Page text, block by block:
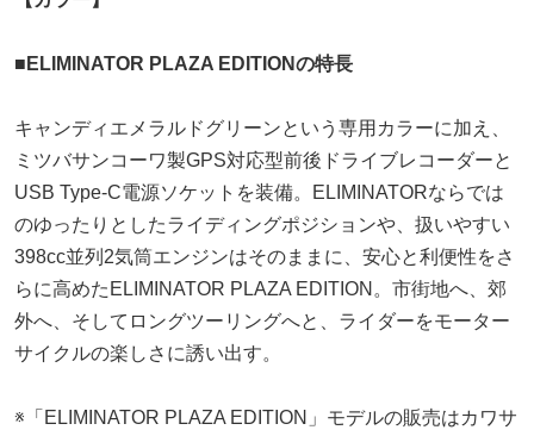
■ELIMINATOR PLAZA EDITIONの特長
キャンディエメラルドグリーンという専用カラーに加え、
ミツバサンコーワ製GPS対応型前後ドライブレコーダーと
USB Type-C電源ソケットを装備。ELIMINATORならでは
のゆったりとしたライディングポジションや、扱いやすい
398cc並列2気筒エンジンはそのままに、安心と利便性をさ
らに高めたELIMINATOR PLAZA EDITION。市街地へ、郊
外へ、そしてロングツーリングへと、ライダーをモーター
サイクルの楽しさに誘い出す。
※「ELIMINATOR PLAZA EDITION」モデルの販売はカワサ